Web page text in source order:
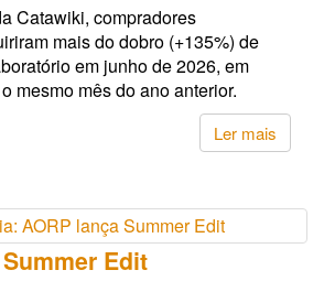
Catawiki, compradores
mais do dobro (+135%) de
em junho de 2026, em
mesmo mês do ano anterior.
Ler mais
Edit